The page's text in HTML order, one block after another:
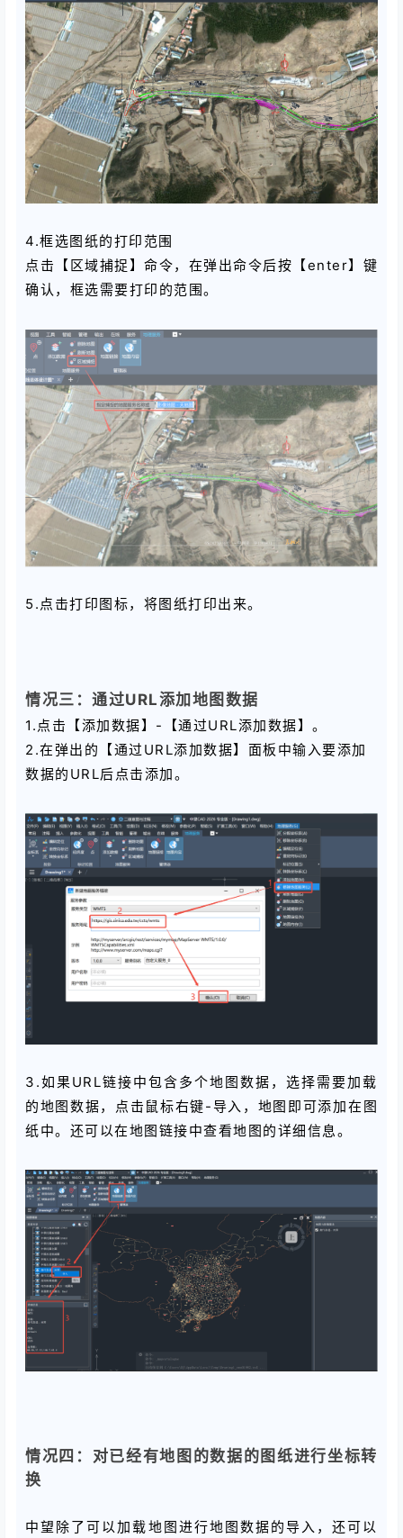
4.框选图纸的打印范围
点击【区域捕捉】命令，在弹出命令后按【enter】键
确认，框选需要打印的范围。
5.点击打印图标，将图纸打印出来。
情况三：通过URL添加地图数据
1.点击【添加数据】-【通过URL添加数据】。
2.在弹出的【通过URL添加数据】面板中输入要添加
数据的URL后点击添加。
3.如果URL链接中包含多个地图数据，选择需要加载
的地图数据，点击鼠标右键-导入，地图即可添加在图
纸中。还可以在地图链接中查看地图的详细信息。
情况四：对已经有地图的数据的图纸进行坐标转
换
中望除了可以加载地图进行地图数据的导入，还可以